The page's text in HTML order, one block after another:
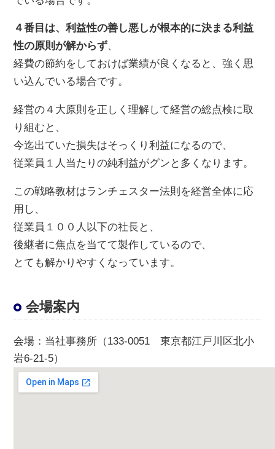
４番目は、利益性の善し悪しが根本的に決まる利益
性の原則が解からず、
経費の節約をしておけば業績が良くなると、強く思
い込んでいる場合です。
経営の４大原則を正しく理解して経営の総点検に取
り組むと、
今迄出ていた損失はそっくり利益になるので、
従業員１人当たりの純利益がグンと多くなります。
この戦略教材はランチェスター法則を経営全体に応
用し、
従業員１００人以下の社長と、
後継者に焦点を当てて製作しているので、
とても解かりやすくなっています。
会場案内
会場 ：当社事務所（133-0051 東京都江戸川区北小
岩6-21-5）